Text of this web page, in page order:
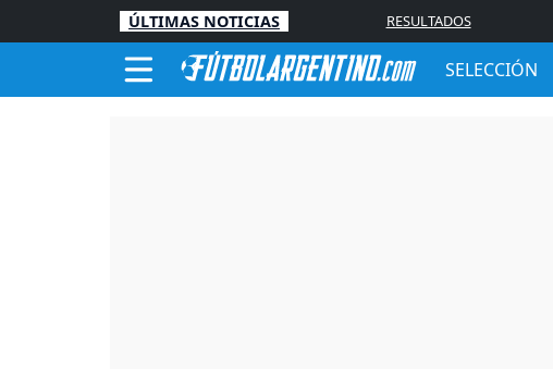
ÚLTIMAS NOTICIAS RESULTADOS
SELECCIÓN